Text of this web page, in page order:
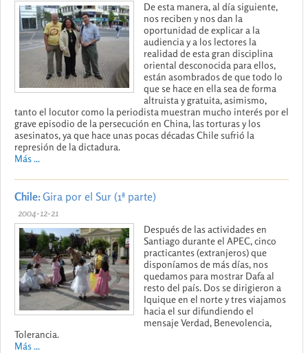
De esta manera, al día siguiente,
nos reciben y nos dan la
oportunidad de explicar a la
audiencia y a los lectores la
realidad de esta gran disciplina
oriental desconocida para ellos,
están asombrados de que todo lo
que se hace en ella sea de forma
altruista y gratuita, asimismo,
tanto el locutor como la periodista muestran mucho interés por el
grave episodio de la persecución en China, las torturas y los
asesinatos, ya que hace unas pocas décadas Chile sufrió la
represión de la dictadura.
Más ...
Chile:Gira por el Sur (1ª parte)
2004-12-21
Después de las actividades en
Santiago durante el APEC, cinco
practicantes (extranjeros) que
disponíamos de más días, nos
quedamos para mostrar Dafa al
resto del país. Dos se dirigieron a
Iquique en el norte y tres viajamos
hacia el sur difundiendo el
mensaje Verdad, Benevolencia,
Tolerancia.
Más ...